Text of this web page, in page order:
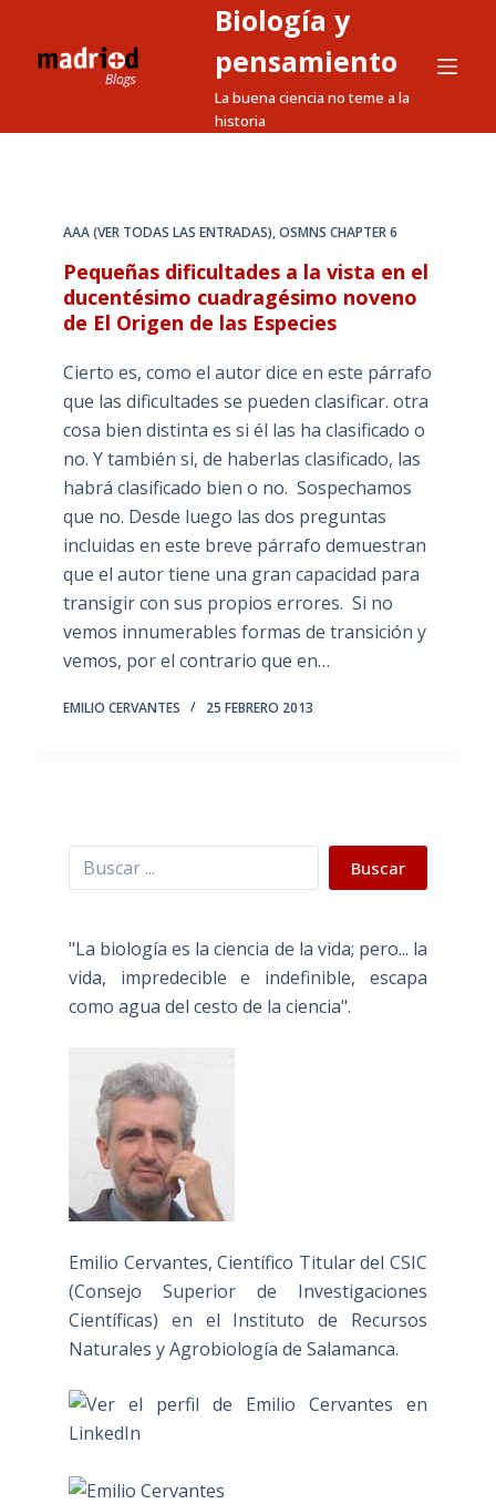
a
Biología y
pensamiento
La buena ciencia no teme a la
historia
AAA (VER TODAS LAS ENTRADAS),OSMNS CHAPTER 6
Pequeñas dificultades a la vista en el
ducentésimo cuadragésimo noveno
de El Origen de las Especies
Cierto es, como el autor dice en este párrafo
que las dificultades se pueden clasificar. otra
cosa bien distinta es si él las ha clasificado o
no. Y también si, de haberlas clasificado, las
habrá clasificado bien o no. Sospechamos
que no. Desde luego las dos preguntas
incluidas en este breve párrafo demuestran
que el autor tiene una gran capacidad para
transigir con sus propios errores. Si no
vemos innumerables formas de transición y
vemos, por el contrario que en…
EMILIO CERVANTES 25 FEBRERO 2013
Buscar Buscar
"La biología es la ciencia de la vida; pero... la
vida, impredecible e indefinible, escapa
como agua del cesto de la ciencia".
Emilio Cervantes, Científico Titular del CSIC
(Consejo Superior de Investigaciones
Científicas) en el Instituto de Recursos
Naturales y Agrobiología de Salamanca.